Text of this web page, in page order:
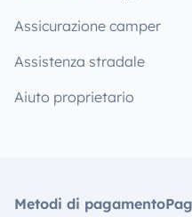
Assicurazione camper
Assistenza stradale
Aiuto proprietario
Metodi di pagamento